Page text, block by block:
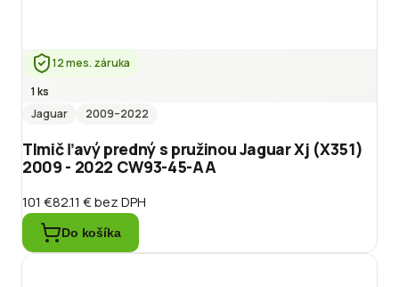
12 mes. záruka
1 ks
Jaguar
2009–2022
Tlmič ľavý predný s pružinou Jaguar Xj (X351)
2009 - 2022 CW93-45-AA
101 €82.11 €bez DPH
Do košíka